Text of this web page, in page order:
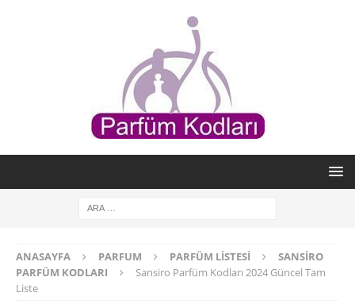
ANASAYFA PARFUM PARFÜM LISTESI
SANSIRO
PARFÜM KODLARI
Sansiro Parfüm Kodları 2024 Güncel Tam
Liste